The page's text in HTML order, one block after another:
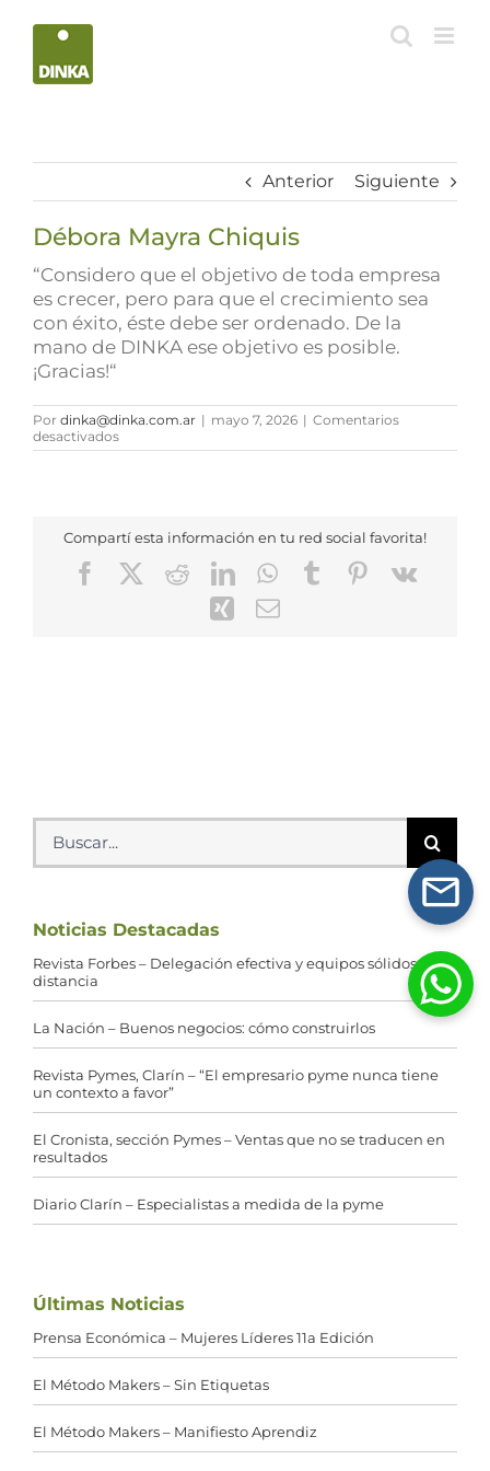
Anterior Siguiente
Débora Mayra Chiquis
“Considero que el objetivo de toda empresa
es crecer, pero para que el crecimiento sea
con éxito, éste debe ser ordenado. De la
mano de DINKA ese objetivo es posible.
¡Gracias!“
Por dinka@dinka.com.ar | mayo 7, 2026 | Comentarios
desactivadosen
Débora
Compartí esta información en tu red social favorita!
FacebookRedditLinkedInWhatsApp
TumblrPinterest
Vk
XingCorreo
Buscar:
Noticias Destacadas
Revista Forbes – Delegación efectiva y equipos sólidos a la
distancia
La Nación – Buenos negocios: cómo construirlos
Revista Pymes, Clarín – “El empresario pyme nunca tiene
un contexto a favor”
El Cronista, sección Pymes – Ventas que no se traducen en
resultados
Diario Clarín – Especialistas a medida de la pyme
Últimas Noticias
Prensa Económica – Mujeres Líderes 11a Edición
El Método Makers – Sin Etiquetas
El Método Makers – Manifiesto Aprendiz